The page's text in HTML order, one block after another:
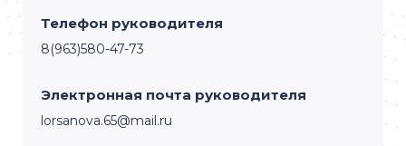
Телефон руководителя
8(963)580-47-73
Электронная почта руководителя
lorsanova.65@mail.ru